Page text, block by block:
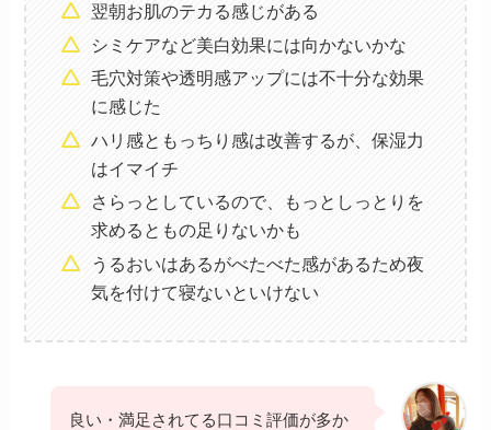
翌朝お肌のテカる感じがある
シミケアなど美白効果には向かないかな
毛穴対策や透明感アップには不十分な効果
に感じた
ハリ感ともっちり感は改善するが、保湿力
はイマイチ
さらっとしているので、もっとしっとりを
求めるともの足りないかも
うるおいはあるがべたべた感があるため夜
気を付けて寝ないといけない
良い・満足されてる口コミ評価が多か